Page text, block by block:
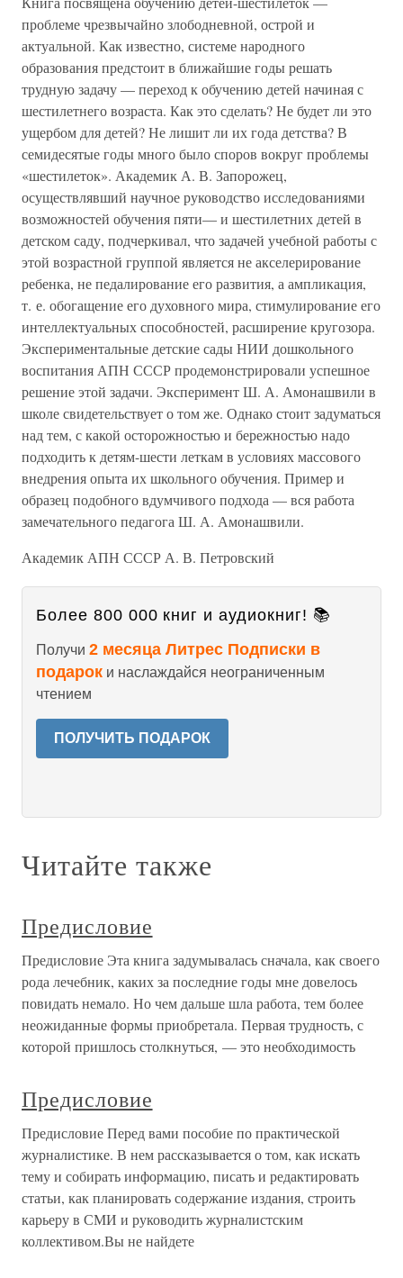
проблеме чрезвычайно злободневной, острой и
актуальной. Как известно, системе народного
образования предстоит в ближайшие годы решать
трудную задачу — переход к обучению детей начиная с
шестилетнего возраста. Как это сделать? Не будет ли это
ущербом для детей? Не лишит ли их года детства? В
семидесятые годы много было споров вокруг проблемы
«шестилеток». Академик А. В. Запорожец,
осуществлявший научное руководство исследованиями
возможностей обучения пяти— и шестилетних детей в
детском саду, подчеркивал, что задачей учебной работы с
этой возрастной группой является не акселерирование
ребенка, не педалирование его развития, а ампликация,
т. е. обогащение его духовного мира, стимулирование его
интеллектуальных способностей, расширение кругозора.
Экспериментальные детские сады НИИ дошкольного
воспитания АПН СССР продемонстрировали успешное
решение этой задачи. Эксперимент Ш. А. Амонашвили в
школе свидетельствует о том же. Однако стоит задуматься
над тем, с какой осторожностью и бережностью надо
подходить к детям-шести леткам в условиях массового
внедрения опыта их школьного обучения. Пример и
образец подобного вдумчивого подхода — вся работа
замечательного педагога Ш. А. Амонашвили.
Академик АПН СССР А. В. Петровский
Более 800 000 книг и аудиокниг! 📚
Получи 2 месяца Литрес Подписки в
подарок и наслаждайся неограниченным
чтением
ПОЛУЧИТЬ ПОДАРОК
Читайте также
Предисловие
Предисловие Эта книга задумывалась сначала, как своего
рода лечебник, каких за последние годы мне довелось
повидать немало. Но чем дальше шла работа, тем более
неожиданные формы приобретала. Первая трудность, с
которой пришлось столкнуться, — это необходимость
Предисловие
Предисловие Перед вами пособие по практической
журналистике. В нем рассказывается о том, как искать
тему и собирать информацию, писать и редактировать
статьи, как планировать содержание издания, строить
карьеру в СМИ и руководить журналистским
коллективом.Вы не найдете